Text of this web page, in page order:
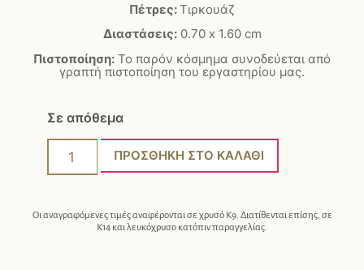
Πέτρες:Τιρκουάζ
Διαστάσεις:0.70 x 1.60 cm
Πιστοποίηση: Το παρόν κόσμημα συνοδεύεται από
γραπτή πιστοποίηση του εργαστηρίου μας.
Σε απόθεμα
ΠΡΟΣΘΉΚΗ ΣΤΟ ΚΑΛΆΘΙ
Οι αναγραφόμενες τιμές αναφέρονται σε χρυσό Κ9. Διατίθενται επίσης, σε
Κ14 και λευκόχρυσο κατόπιν παραγγελίας.